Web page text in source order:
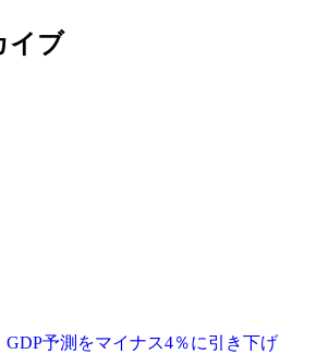
イブ
GDP予測をマイナス4％に引き下げ